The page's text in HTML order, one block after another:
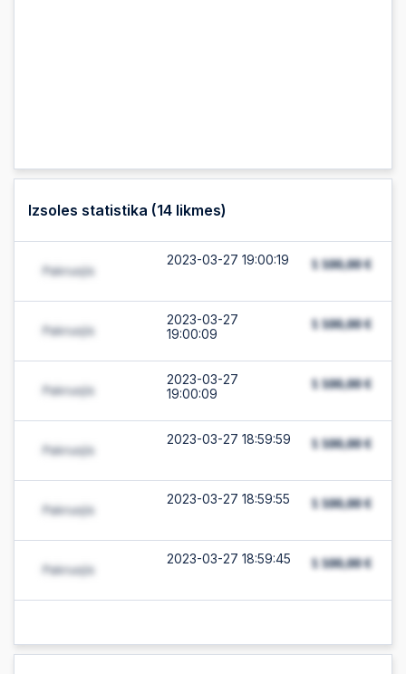
Izsoles statistika (14 likmes)
2023-03-27 19:00:19
2023-03-27
19:00:09
2023-03-27
19:00:09
2023-03-27 18:59:59
2023-03-27 18:59:55
2023-03-27 18:59:45